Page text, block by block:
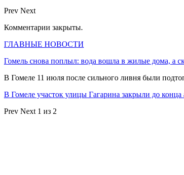
Prev Next
Комментарии закрыты.
ГЛАВНЫЕ НОВОСТИ
Гомель снова поплыл: вода вошла в жилые дома, а
В Гомеле 11 июля после сильного ливня были
В Гомеле участок улицы Гагарина закрыли до конца
Prev Next 1 из 2